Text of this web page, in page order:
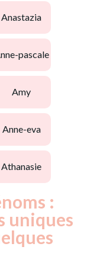
anastazia
anne-pascale
amy
anne-eva
athanasie
:
uniques